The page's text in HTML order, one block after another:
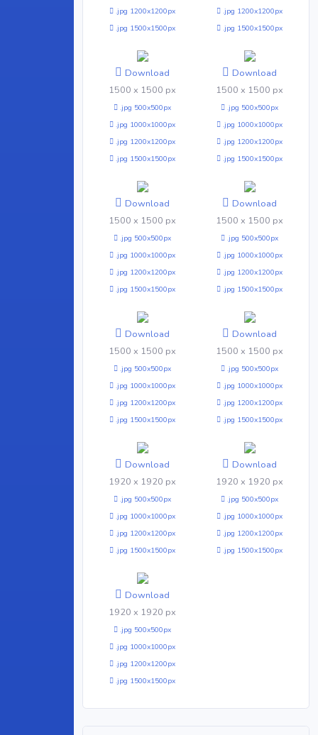
.jpg 1200x1200px
.jpg 1500x1500px
.jpg 1200x1200px
.jpg 1500x1500px
Download
1500 x 1500 px
.jpg 500x500px
.jpg 1000x1000px
.jpg 1200x1200px
.jpg 1500x1500px
Download
1500 x 1500 px
.jpg 500x500px
.jpg 1000x1000px
.jpg 1200x1200px
.jpg 1500x1500px
Download
1500 x 1500 px
.jpg 500x500px
.jpg 1000x1000px
.jpg 1200x1200px
.jpg 1500x1500px
Download
1500 x 1500 px
.jpg 500x500px
.jpg 1000x1000px
.jpg 1200x1200px
.jpg 1500x1500px
Download
1500 x 1500 px
.jpg 500x500px
.jpg 1000x1000px
.jpg 1200x1200px
.jpg 1500x1500px
Download
1500 x 1500 px
.jpg 500x500px
.jpg 1000x1000px
.jpg 1200x1200px
.jpg 1500x1500px
Download
1920 x 1920 px
.jpg 500x500px
.jpg 1000x1000px
.jpg 1200x1200px
.jpg 1500x1500px
Download
1920 x 1920 px
.jpg 500x500px
.jpg 1000x1000px
.jpg 1200x1200px
.jpg 1500x1500px
Download
1920 x 1920 px
.jpg 500x500px
.jpg 1000x1000px
.jpg 1200x1200px
.jpg 1500x1500px